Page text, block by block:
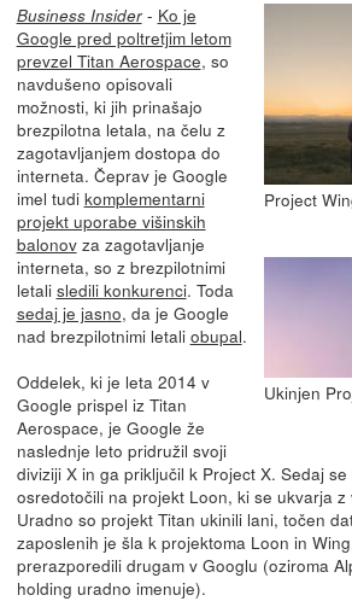
Project
Ukinjen
Business Insider- Ko je
Google pred poltretjim letom
prevzel Titan Aerospace, so
navdušeno opisovali
možnosti, ki jih prinašajo
brezpilotna letala, na čelu z
zagotavljanjem dostopa do
interneta. Čeprav je Google
imel tudi komplementarni
projekt uporabe višinskih
balonovza zagotavljanje
interneta, so z brezpilotnimi
letali sledili konkurenci. Toda
sedaj je jasno, da je Google
nad brezpilotnimi letali obupal.
Oddelek, ki je leta 2014 v
Google prispel iz Titan
Aerospace, je Google že
naslednje leto pridružil svoji
diviziji X in ga priključil k Project X. Sedaj
osredotočili na projekt Loon, ki se ukvarja z
Uradno so projekt Titan ukinili lani, točen
zaposlenih je šla k projektoma Loon in
prerazporedili drugam v Googlu (oziroma
holding uradno imenuje).